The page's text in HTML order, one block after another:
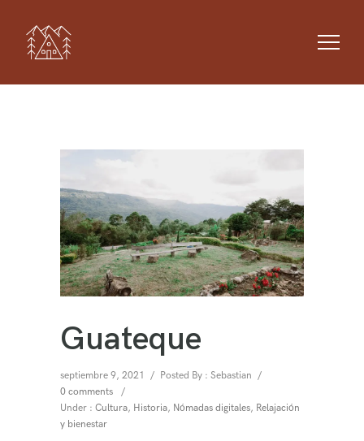
Guateque
septiembre 9, 2021 / Posted By : Sebastian /
0 comments
/
Under : Cultura, Historia, Nómadas digitales, Relajación
y bienestar